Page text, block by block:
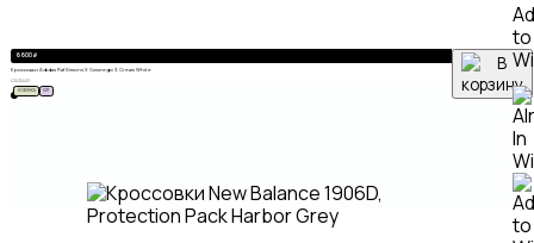
6 600₽
Кроссовки Adidas Raf Simons X Ozweego 3, Cream White
424344 45
to
НОВИНКА ХИТ